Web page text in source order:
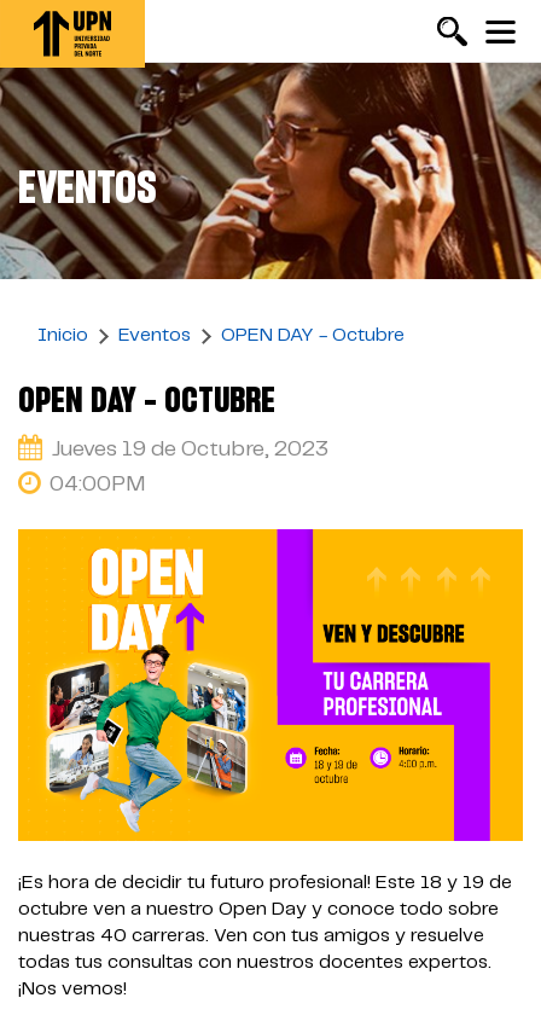
Pasar
contenido
principal
EVENTOS
Inicio Eventos OPEN DAY - Octubre
OPEN DAY - OCTUBRE
Jueves 19 de Octubre, 2023
04:00PM
¡Es hora de decidir tu futuro profesional! Este 18 y 19 de
octubre ven a nuestro Open Day y conoce todo sobre
nuestras 40 carreras. Ven con tus amigos y resuelve
todas tus consultas con nuestros docentes expertos.
¡Nos vemos!